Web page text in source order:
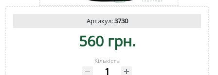
Артикул:3730
560 грн.
Кількість